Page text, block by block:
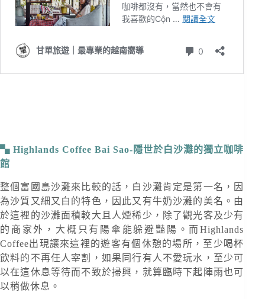
Highlands Coffee Bai Sao-隱世於白沙灘的獨立咖啡
館
整個富國島沙灘來比較的話，白沙灘肯定是第一名，因
為沙質又細又白的特色，因此又有牛奶沙灘的美名。由
於這裡的沙灘面積較大且人煙稀少，除了觀光客及少有
的商家外，大概只有陽傘能躲避豔陽。而Highlands
Coffee出現讓來這裡的遊客有個休憩的場所，至少喝杯
飲料的不再任人宰割，如果同行有人不愛玩水，至少可
以在這休息等待而不致於掃興，就算臨時下起陣雨也可
以稍做休息。